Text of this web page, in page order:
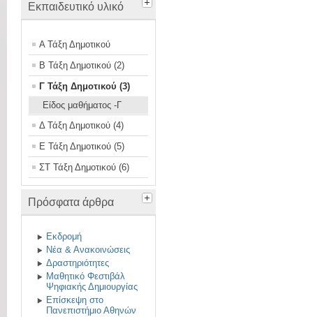
Εκπαιδευτικό υλικό
Α Τάξη Δημοτικού
Β Τάξη Δημοτικού (2)
Γ Τάξη Δημοτικού (3)
Είδος μαθήματος -Γ
Δ Τάξη Δημοτικού (4)
Ε Τάξη Δημοτικού (5)
ΣΤ Τάξη Δημοτικού (6)
Πρόσφατα άρθρα
Εκδρομή
Νέα & Ανακοινώσεις
Δραστηριότητες
Μαθητικό Φεστιβάλ
Ψηφιακής Δημιουργίας
Επίσκεψη στο
Πανεπιστήμιο Αθηνών